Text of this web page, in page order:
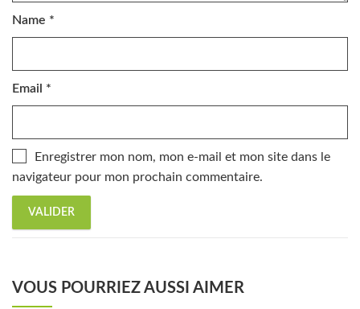
Name *
Email *
Enregistrer mon nom, mon e-mail et mon site dans le
navigateur pour mon prochain commentaire.
VOUS POURRIEZ AUSSI AIMER